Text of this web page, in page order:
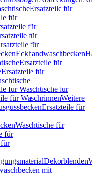
Ersatzteile für
für
für
für
für
Eckhandwaschbecken
Ersatzteile für
Ersatzteile für
für Waschtische für
für WaschrinnenWeitere
Ersatzteile für
Waschtische für
für
für
Dekorblenden
mit